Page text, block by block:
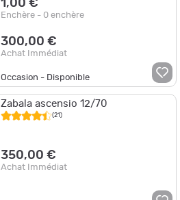
1,00 €
Enchère - 0 enchère
300,00 €
Achat Immédiat
Occasion - Disponible
Zabala ascensio 12/70
(21)
350,00 €
Achat Immédiat